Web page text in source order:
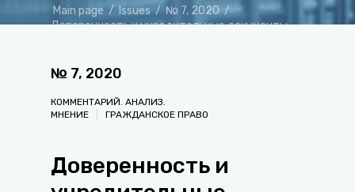
Main page / Issues / № 7, 2020 /
Доверенность и учредительные документы
№ 7, 2020
КОММЕНТАРИЙ. АНАЛИЗ.
МНЕНИЕ
ГРАЖДАНСКОЕ ПРАВО
Доверенность и